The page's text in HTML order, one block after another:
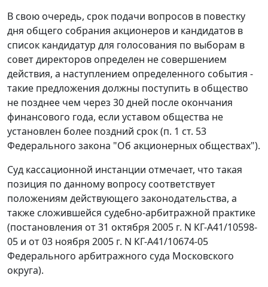
В свою очередь, срок подачи вопросов в повестку
дня общего собрания акционеров и кандидатов в
список кандидатур для голосования по выборам в
совет директоров определен не совершением
действия, а наступлением определенного события -
такие предложения должны поступить в общество
не позднее чем через 30 дней после окончания
финансового года, если уставом общества не
установлен более поздний срок (п. 1 ст. 53
Федерального закона "Об акционерных обществах").
Суд кассационной инстанции отмечает, что такая
позиция по данному вопросу соответствует
положениям действующего законодательства, а
также сложившейся судебно-арбитражной практике
(постановления от 31 октября 2005 г. N КГ-А41/10598-
05 и от 03 ноября 2005 г. N КГ-А41/10674-05
Федерального арбитражного суда Московского
округа).